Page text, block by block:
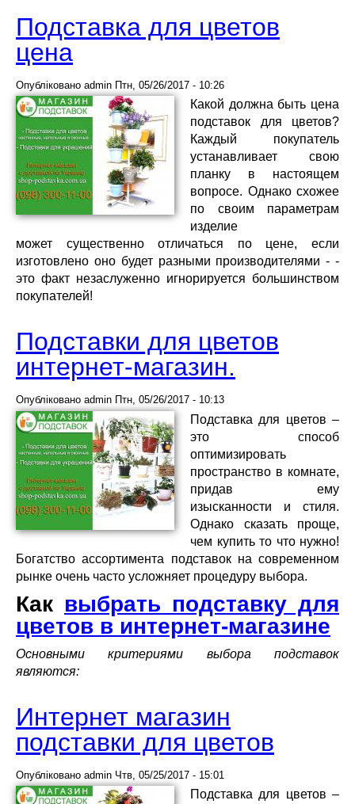
Подставка для цветов
цена
Опубліковано admin Птн, 05/26/2017 - 10:26
Какой должна быть цена
подставок для цветов?
Каждый покупатель
устанавливает свою
планку в настоящем
вопросе. Однако схожее
по своим параметрам
изделие
может существенно отличаться по цене, если
изготовлено оно будет разными производителями - -
это факт незаслуженно игнорируется большинством
покупателей!
Подставки для цветов
интернет-магазин.
Опубліковано admin Птн, 05/26/2017 - 10:13
Подставка для цветов –
это способ
оптимизировать
пространство в комнате,
придав ему
изысканности и стиля.
Однако сказать проще,
чем купить то что нужно!
Богатство ассортимента подставок на современном
рынке очень часто усложняет процедуру выбора.
Как выбрать подставку для
цветов в интернет-магазине
Основными критериями выбора подставок
являются:
Интернет магазин
подставки для цветов
Опубліковано admin Чтв, 05/25/2017 - 15:01
Подставка для цветов –